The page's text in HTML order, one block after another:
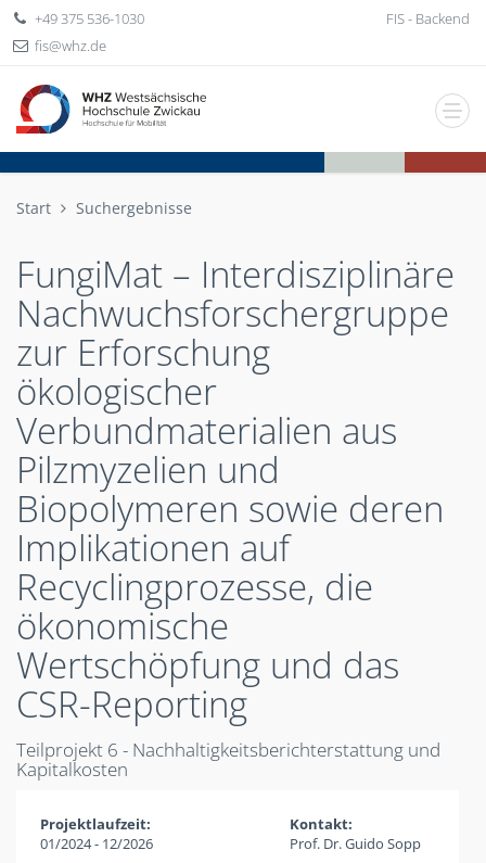
+49 375 536-1030
fis
whzde
FIS - Backend
Start Suchergebnisse
FungiMat – Interdisziplinäre
Nachwuchsforschergruppe
zur Erforschung
ökologischer
Verbundmaterialien aus
Pilzmyzelien und
Biopolymeren sowie deren
Implikationen auf
Recyclingprozesse, die
ökonomische
Wertschöpfung und das
CSR-Reporting
Teilprojekt 6 - Nachhaltigkeitsberichterstattung und
Kapitalkosten
Projektlaufzeit:
01/2024 - 12/2026
Kontakt:
Prof. Dr. Guido Sopp